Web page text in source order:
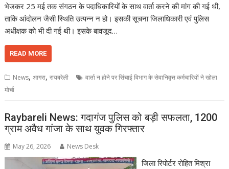
भेजकर 25 मई तक संगठन के पदाधिकारियों के साथ वार्ता करने की मांग की गई थी,
ताकि आंदोलन जैसी स्थिति उत्पन्न न हो। इसकी सूचना जिलाधिकारी एवं पुलिस
अधीक्षक को भी दी गई थी। इसके बावजूद…
READ MORE
News,आगरा,रायबरेली
वार्ता न होने पर सिंचाई विभाग के सेवानिवृत्त कर्मचारियों ने खोला
मोर्चा
Raybareli News: गदागंज पुलिस को बड़ी सफलता, 1200
ग्राम अवैध गांजा के साथ युवक गिरफ्तार
May 26, 2026 News Desk
जिला रिपोर्टर रोहित मिश्रा